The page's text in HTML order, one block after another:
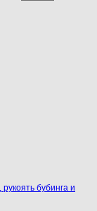
бубинга и